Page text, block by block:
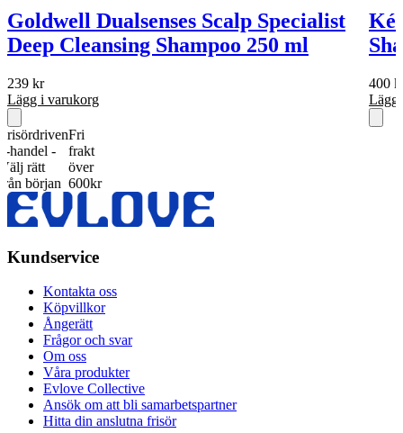
Goldwell Dualsenses Scalp Specialist
Deep Cleansing Shampoo 250 ml
239 kr
Lägg i varukorg
400
Lägg
-
Fri
frakt
över
600kr
Kundservice
Kontakta oss
Köpvillkor
Ångerätt
Frågor och svar
Om oss
Våra produkter
Evlove Collective
Ansök om att bli samarbetspartner
Hitta din anslutna frisör